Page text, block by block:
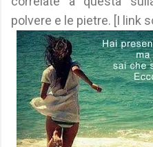
polvere e le pietre. [I link